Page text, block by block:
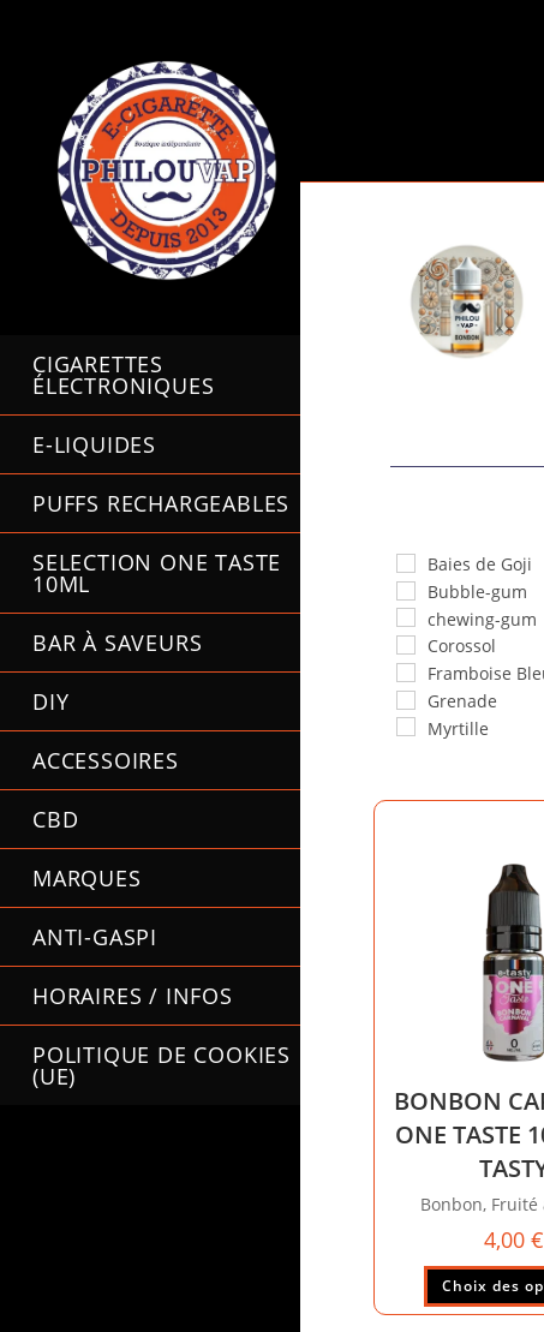
CIGARETTES
ÉLECTRONIQUES
E-LIQUIDES
PUFFS RECHARGEABLES
SELECTION ONE TASTE
10ML
BAR À SAVEURS
DIY
ACCESSOIRES
CBD
MARQUES
ANTI-GASPI
HORAIRES / INFOS
POLITIQUE DE COOKIES
(UE)
Baies de Goji
Bubble-gum
chewing-gum
Corossol
Framboise
Grenade
Myrtille
BONBON
ONE TASTE
Bonbon, Fruité
4,00 €
Choix des